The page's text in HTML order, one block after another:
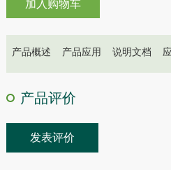
加入购物车
产品概述 产品应用 说明文档
产品评价
发表评价